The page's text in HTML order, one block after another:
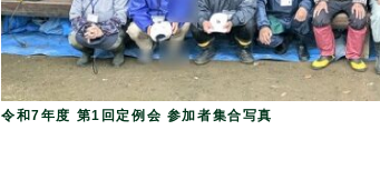
令和7年度 第1回定例会 参加者集合写真